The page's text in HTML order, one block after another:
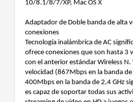
10/8.1/8/7/XP, Mac OS X
Adaptador de Doble banda de alta
conexiones
Tecnología inalámbrica de AC
ofrece conexiones que son hasta 3
con el anterior estándar Wireless N.
velocidad (867Mbps en la banda de
400Mbps en la banda de 2,4 GHz
es capaz de soportar todas sus